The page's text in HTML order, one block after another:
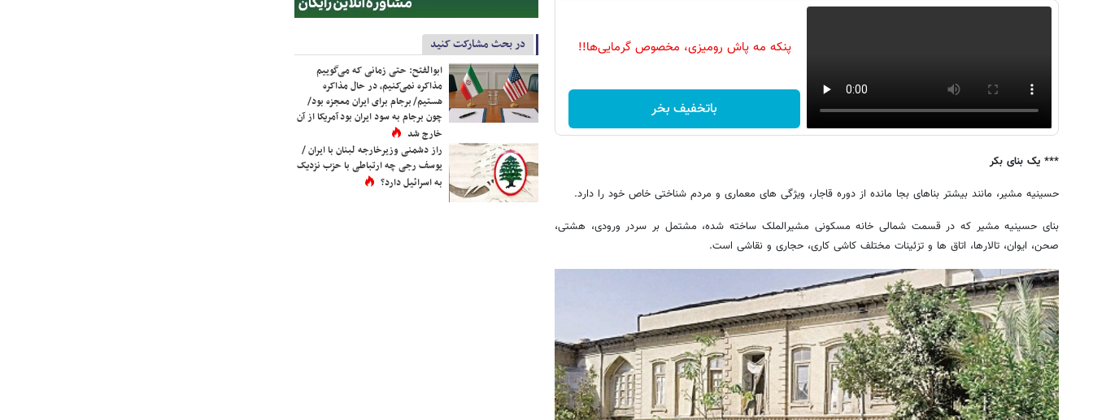
پنکه مه پاش رومیزی، مخصوص گرمایی‌ها!!
باتخفیف بخر
*** یک بنای بکر
حسینیه مشیر، مانند بیشتر بناهای بجا مانده از دوره قاجار، ویژگی های معماری و مردم شناختی خاص خود را دارد.
بنای حسینیه مشیر که در قسمت شمالی خانه مسکونی مشیرالملک ساخته شده، مشتمل بر سردر ورودی، هشتی،
صحن، ایوان، تالارها، اتاق ها و تزئینات مختلف کاشی کاری، حجاری و نقاشی است.
در بحث مشارکت کنید
ابوالفتح: حتی زمانی که می‌گوییم
مذاکره نمی‌کنیم، در حال مذاکره
هستیم/ برجام برای ایران معجزه بود/
چون برجام به سود ایران بود آمریکا از آن
خارج شد
راز دشمنی وزیرخارجه لبنان با ایران /
یوسف رجی چه ارتباطی با حزب نزدیک
به اسرائیل دارد؟